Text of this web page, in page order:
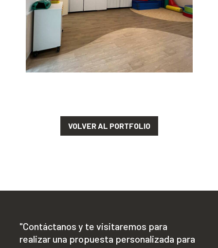
VOLVER AL PORTFOLIO
"Contáctanos y te visitaremos para
realizar una propuesta personalizada para